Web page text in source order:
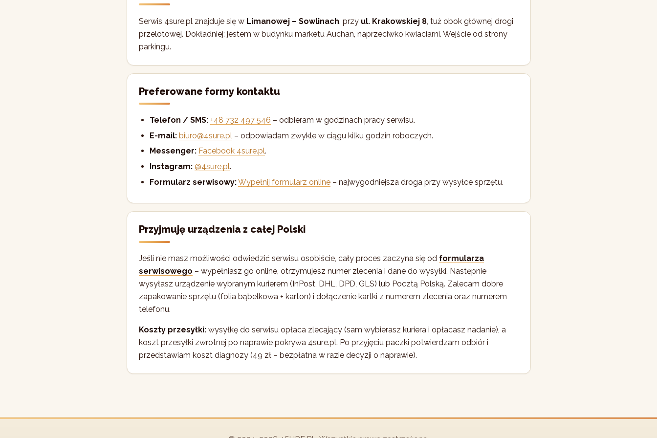
Serwis 4sure.pl znajduje się w Limanowej – Sowlinach , przy ul. Krakowskiej 8, tuż obok głównej drogi
przelotowej. Dokładniej: jestem w budynku marketu Auchan, naprzeciwko kwiaciarni. Wejście od strony
parkingu.
Preferowane formy kontaktu
Telefon / SMS: +48 732 497 546 – odbieram w godzinach pracy serwisu.
E-mail: biuro@4sure.pl– odpowiadam zwykle w ciągu kilku godzin roboczych.
Messenger: Facebook 4sure.pl.
Instagram: @4sure.pl.
Formularz serwisowy:Wypełnij formularz online– najwygodniejsza droga przy wysyłce sprzętu.
Przyjmuję urządzenia z całej Polski
Jeśli nie masz możliwości odwiedzić serwisu osobiście, cały proces zaczyna się od formularza
serwisowego – wypełniasz go online, otrzymujesz numer zlecenia i dane do wysyłki. Następnie
wysyłasz urządzenie wybranym kurierem (InPost, DHL, DPD, GLS) lub Pocztą Polską. Zalecam dobre
zapakowanie sprzętu (folia bąbelkowa + karton) i dołączenie kartki z numerem zlecenia oraz numerem
telefonu.
Koszty przesyłki:wysyłkę do serwisu opłaca zlecający (sam wybierasz kuriera i opłacasz nadanie), a
koszt przesyłki zwrotnej po naprawie pokrywa 4sure.pl. Po przyjęciu paczki potwierdzam odbiór i
przedstawiam koszt diagnozy (49 zł – bezpłatna w razie decyzji o naprawie).